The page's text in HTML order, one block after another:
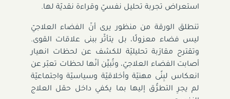
استعراض تجربة تحليل نفسيّ وقراءة نقديّة لها.
تنطلق الورقة من منظور يرى أنّ الفضاء العلاجيّ
ليس فضاء معزولًا، بل يتأثّر ببنى علاقات القوى.
وتقترح مقارَبة تحليليّة للكشف عن لحظات انهيار
أصابت الفضاء العلاجيّ، وتُبيِّن أنّها لحظات تعبّر عن
انعكاس لبِنًى مهنيّة وأخلاقيّة وسياسيّة واجتماعيّة
لم يجرِ التطرُّق إليها بما يكفي داخل حقل العلاج